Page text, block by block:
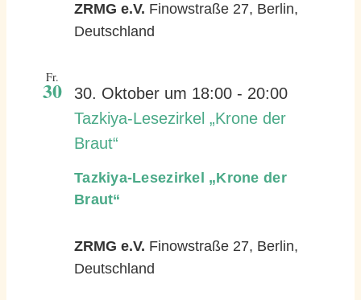
ZRMG e.V. Finowstraße 27, Berlin,
Deutschland
Fr.
30
Tazkiya-Lesezirkel „Krone der
Braut“
30. Oktober um 18:00 - 20:00
Tazkiya-Lesezirkel „Krone der
Braut“
ZRMG e.V. Finowstraße 27, Berlin,
Deutschland